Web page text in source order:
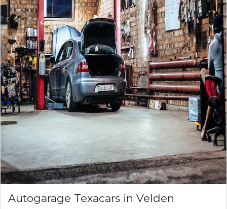
Autogarage Texacars in Velden